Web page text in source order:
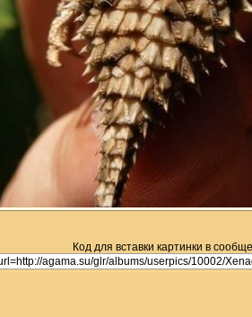
Код для вставки картинки в